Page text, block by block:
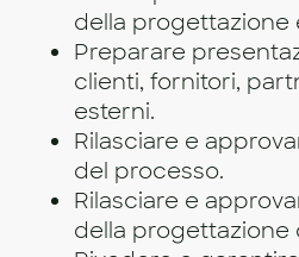
della progettazione
Preparare
clienti, fornitori,
esterni.
Rilasciare e
del processo.
Rilasciare e
della progettazione